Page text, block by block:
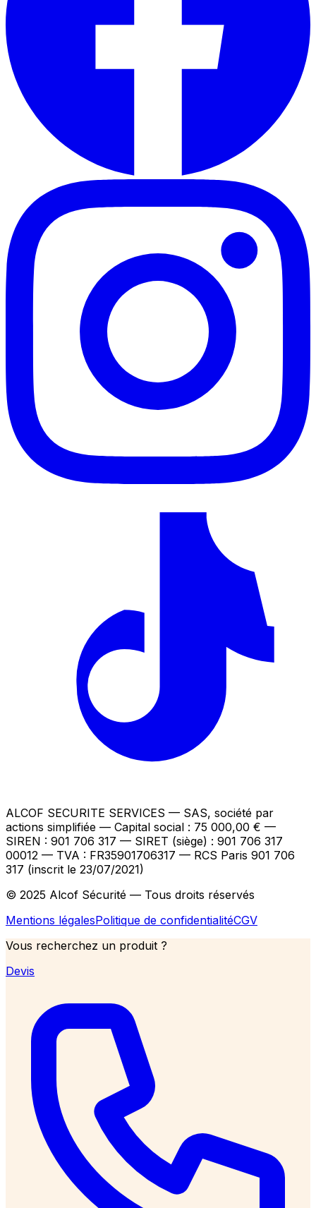
ALCOF SECURITE SERVICES — SAS, société par
actions simplifiée — Capital social : 75 000,00 € —
SIREN : 901 706 317 — SIRET (siège) : 901 706 317
00012 — TVA : FR35901706317 — RCS Paris 901 706
317 (inscrit le 23/07/2021)
© 2025 Alcof Sécurité — Tous droits réservés
Mentions légalesPolitique de confidentialitéCGV
Vous recherchez un produit ?
Devis